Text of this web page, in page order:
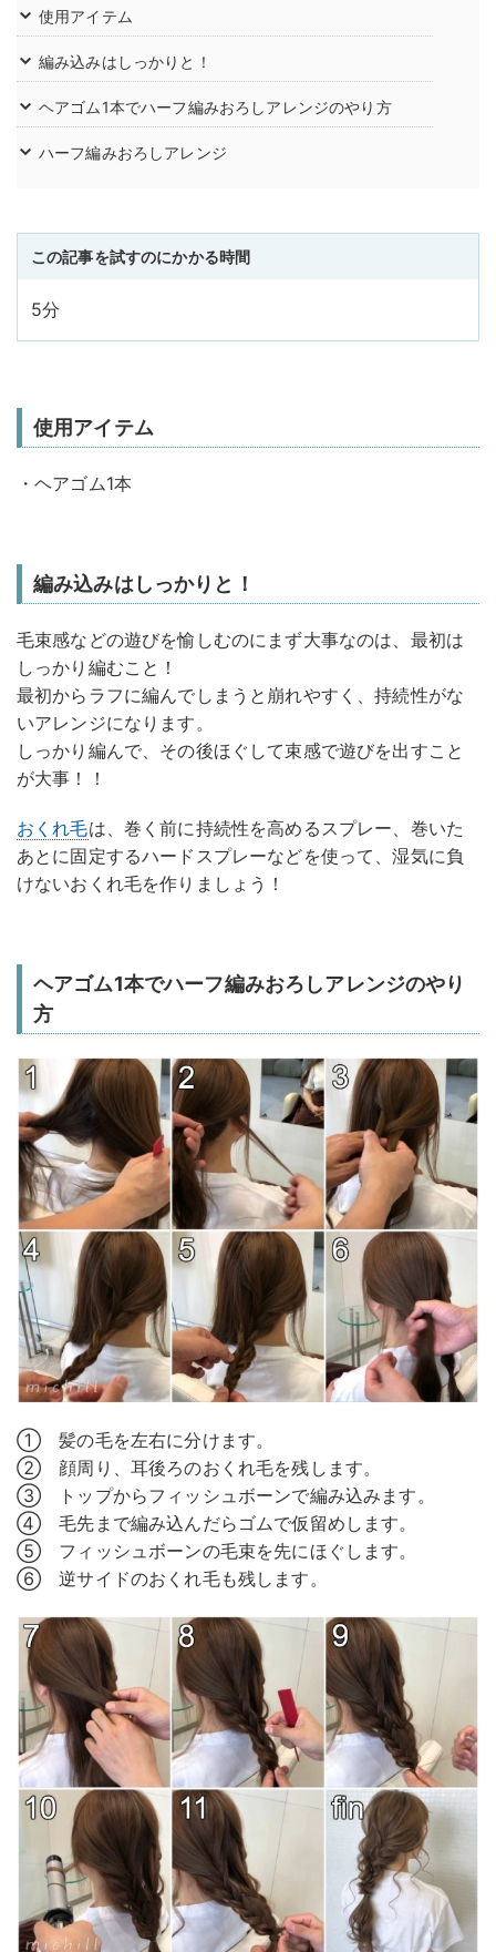
使用アイテム
編み込みはしっかりと！
ヘアゴム1本でハーフ編みおろしアレンジのやり方
ハーフ編みおろしアレンジ
この記事を試すのにかかる時間
5分
使用アイテム
・ヘアゴム1本
編み込みはしっかりと！
毛束感などの遊びを愉しむのにまず大事なのは、最初は
しっかり編むこと！
最初からラフに編んでしまうと崩れやすく、持続性がな
いアレンジになります。
しっかり編んで、その後ほぐして束感で遊びを出すこと
が大事！！
おくれ毛は、巻く前に持続性を高めるスプレー、巻いた
あとに固定するハードスプレーなどを使って、湿気に負
けないおくれ毛を作りましょう！
ヘアゴム1本でハーフ編みおろしアレンジのやり
方
① 髪の毛を左右に分けます。
② 顔周り、耳後ろのおくれ毛を残します。
③ トップからフィッシュボーンで編み込みます。
④ 毛先まで編み込んだらゴムで仮留めします。
⑤ フィッシュボーンの毛束を先にほぐします。
⑥ 逆サイドのおくれ毛も残します。